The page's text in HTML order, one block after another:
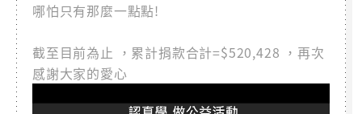
哪怕只有那麼一點點!
截至目前為止 ，累計捐款合計=$520,428 ，再次
感謝大家的愛心